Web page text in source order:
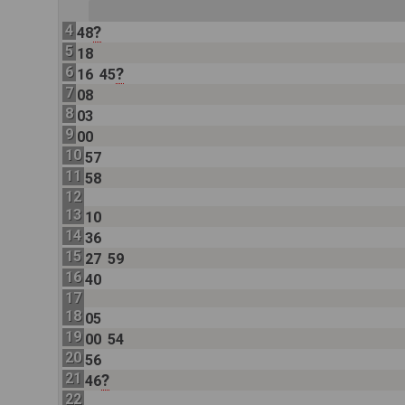
4 48?
5 18
6 16 45?
7 08
8 03
9 00
10 57
11 58
12
13 10
14 36
15 27 59
16 40
17
18 05
19 00 54
20 56
21 46?
22